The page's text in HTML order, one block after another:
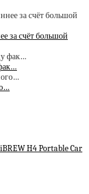
за счёт большой
H4 Portable Car